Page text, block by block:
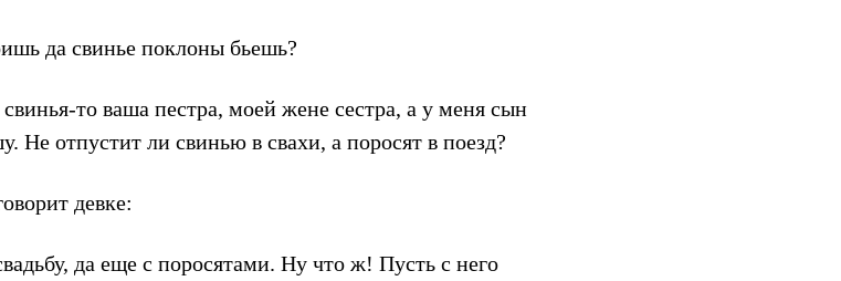
да свинье поклоны бьешь?
то ваша пестра, моей жене сестра, а у меня сын
Не отпустит ли свинью в свахи, а поросят в поезд?
девке:
да еще с поросятами. Ну что ж! Пусть с него